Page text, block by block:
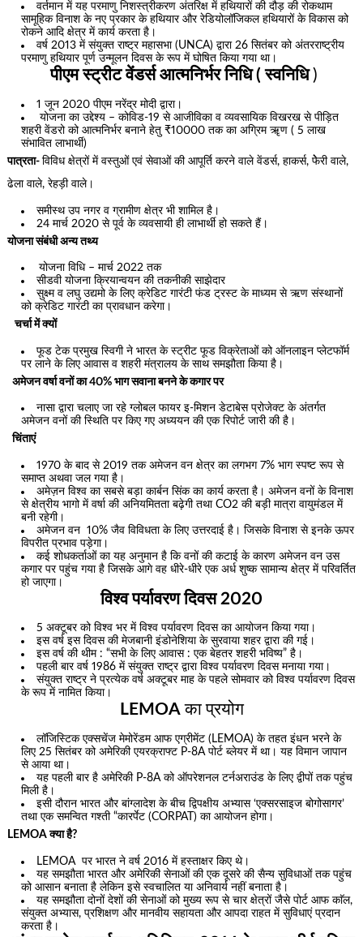
वर्तमान में यह परमाणु निशस्त्रीकरण अंतरिक्ष में हथियारों की दौड़ की रोकथाम
सामूहिक विनाश के नए प्रकार के हथियार और रेडियोलॉजिकल हथियारों के विकास को
रोकने आदि क्षेत्र में कार्य करता है।
वर्ष 2013 में संयुक्त राष्ट्र महासभा (UNCA) द्वारा 26 सितंबर को अंतरराष्ट्रीय
परमाणु हथियार पूर्ण उन्मूलन दिवस के रूप में घोषित किया गया था।
पीएम स्ट्रीट वेंडर्स आत्मनिर्भर निधि ( स्वनिधि)
1 जून 2020 पीएम नरेंद्र मोदी द्वारा।
योजना का उद्देश्य – कोविड-19 से आजीविका व व्यवसायिक विखरख से पीड़ित
शहरी वेंडरो को आत्मनिर्भर बनाने हेतु ₹10000 तक का अग्रिम ॠण ( 5 लाख
संभावित लाभार्थी)
पात्रता- विविध क्षेत्रों में वस्तुओं एवं सेवाओं की आपूर्ति करने वाले वेंडर्स, हाकर्स, फेेेरी वाले,
ढेला वाले, रेहड़ी वाले।
समीस्थ उप नगर व ग्रामीण क्षेत्र भी शामिल है।
24 मार्च 2020 से पूर्व के व्यवसायी ही लाभार्थी हो सकते हैं।
योजना संबंधी अन्य तथ्य
योजना विधि – मार्च 2022 तक
सीडवी योजना क्रियान्वयन की तकनीकी साझेदार
सुक्ष्म व लघु उद्यमो के लिए क्रेडिट गारंटी फंड ट्रस्ट के माध्यम से ऋण संस्थानों
को क्रेडिट गारंटी का प्रावधान करेगा।
चर्चा में क्यों
फूड टेक प्रमुख स्विगी ने भारत के स्ट्रीट फूड विक्रेताओं को ऑनलाइन प्लेटफॉर्म
पर लाने के लिए आवास व शहरी मंत्रालय के साथ समझौता किया है।
अमेजन वर्षा वनों का 40% भाग सवाना बनने के कगार पर
नासा द्वारा चलाए जा रहे ग्लोबल फायर इ-मिशन डेटाबेस प्रोजेक्ट के अंतर्गत
अमेजन वनों की स्थिति पर किए गए अध्ययन की एक रिपोर्ट जारी की है।
चिंताएं
1970 के बाद से 2019 तक अमेजन वन क्षेत्र का लगभग 7% भाग स्पष्ट रूप से
समाप्त अथवा जल गया है।
अमेज़न विश्व का सबसे बड़ा कार्बन सिंक का कार्य करता है। अमेजन वनों के विनाश
से क्षेत्रीय भागो में वर्षा की अनियमितता बढ़ेगी तथा CO2 की बड़ी मात्रा वायुमंडल में
बनी रहेगी।
अमेजन वन 10% जैव विविधता के लिए उत्तरदाई है। जिसके विनाश से इनके ऊपर
विपरीत प्रभाव पड़ेगा।
कई शोधकर्ताओं का यह अनुमान है कि वनों की कटाई के कारण अमेजन वन उस
कगार पर पहुंच गया है जिसके आगे वह धीरे-धीरे एक अर्ध शुष्क सामान्य क्षेत्र में परिवर्तित
हो जाएगा।
विश्व पर्यावरण दिवस 2020
5 अक्टूबर को विश्व भर में विश्व पर्यावरण दिवस का आयोजन किया गया।
इस वर्ष इस दिवस की मेजबानी इंडोनेशिया के सुरवाया शहर द्वारा की गई।
इस वर्ष की थीम : “सभी के लिए आवास : एक बेहतर शहरी भविष्य” है।
पहली बार वर्ष 1986 में संयुक्त राष्ट्र द्वारा विश्व पर्यावरण दिवस मनाया गया।
संयुक्त राष्ट्र ने प्रत्येक वर्ष अक्टूबर माह के पहले सोमवार को विश्व पर्यावरण दिवस
के रूप में नामित किया।
LEMOAका प्रयोग
लॉजिस्टिक एक्सचेंज मेमोरेंडम आफ एग्रीमेंट (LEMOA) के तहत इंधन भरने के
लिए 25 सितंबर को अमेरिकी एयरक्राफ्ट P-8A पोर्ट ब्लेयर में था। यह विमान जापान
से आया था।
यह पहली बार है अमेरिकी P-8A को ऑपरेशनल टर्नअराउंड के लिए द्वीपों तक पहुंच
मिली है।
इसी दौरान भारत और बांग्लादेश के बीच द्विपक्षीय अभ्यास ‘एक्सरसाइज बोगोसागर’
तथा एक समन्वित गश्ती “कारर्पेट (CORPAT) का आयोजन होगा।
LEMOA क्या है?
LEMOA पर भारत ने वर्ष 2016 में हस्ताक्षर किए थे।
यह समझौता भारत और अमेरिकी सेनाओं की एक दूसरे की सैन्य सुविधाओं तक पहुंच
को आसान बनाता है लेकिन इसे स्वचालित या अनिवार्य नहीं बनाता है।
यह समझौता दोनों देशों की सेनाओं को मुख्य रूप से चार क्षेत्रों जैसे पोर्ट आफ काॅल,
संयुक्त अभ्यास, प्रशिक्षण और मानवीय सहायता और आपदा राहत में सुविधाएं प्रदान
करता है।